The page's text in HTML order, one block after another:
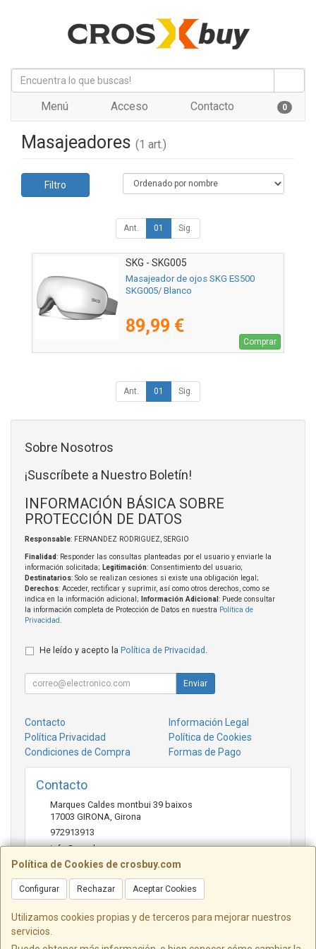
Menú Acceso Contacto 0
Masajeadores (1 art.)
Filtro
Ant. 01 Sig.
SKG - SKG005
Masajeador de ojos SKG ES500
SKG005/ Blanco
89,99 €
Comprar
Ant. 01 Sig.
Política de Cookies de crosbuy.com
Configurar Rechazar Aceptar Cookies
Utilizamos cookies propias y de terceros para mejorar nuestros
servicios.
Sobre Nosotros
¡Suscríbete a Nuestro Boletín!
INFORMACIÓN BÁSICA SOBRE
PROTECCIÓN DE DATOS
Responsable: FERNANDEZ RODRIGUEZ, SERGIO
Finalidad: Responder las consultas planteadas por el usuario y enviarle la
información solicitada; Legitimación: Consentimiento del usuario;
Destinatarios: Solo se realizan cesiones si existe una obligación legal;
Derechos: Acceder, rectificar y suprimir, así como otros derechos, como se
indica en la información adicional;
Información Adicional : Puede consultar
la información completa de Protección de Datos en nuestra Política de
Privacidad
He leído y acepto la Política de Privacidad .
Enviar
Contacto
Información Legal
Política Privacidad
Política de Cookies
Condiciones de Compra
Formas de Pago
Contacto
Marques Caldes montbui 39 baixos
17003 GIRONA, Girona
972913913
info@crosbuy.com
Horario
de 10:00 a 13:30 y de 16:30 a 20:00